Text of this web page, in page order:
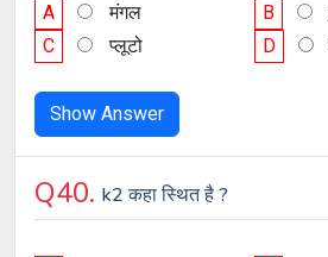
A मंगल B
C
प्लूटो D
Show Answer
Q40. k2 कहा स्थित है ?